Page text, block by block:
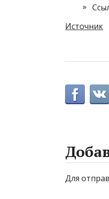
Источник
Для